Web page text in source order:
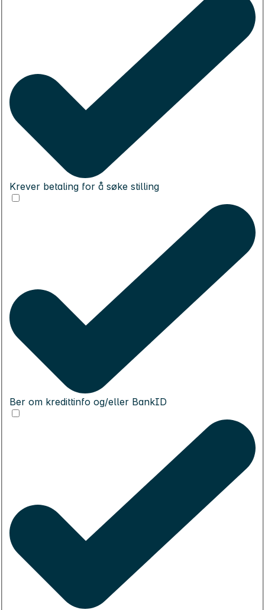
Krever betaling for å søke stilling
Ber om kredittinfo og/eller BankID